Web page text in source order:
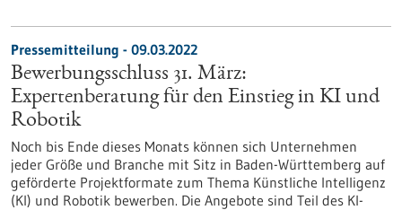
Pressemitteilung - 09.03.2022
Bewerbungsschluss 31. März:
Expertenberatung für den Einstieg in KI und
Robotik
Noch bis Ende dieses Monats können sich Unternehmen
jeder Größe und Branche mit Sitz in Baden-Württemberg auf
geförderte Projektformate zum Thema Künstliche Intelligenz
(KI) und Robotik bewerben. Die Angebote sind Teil des KI-